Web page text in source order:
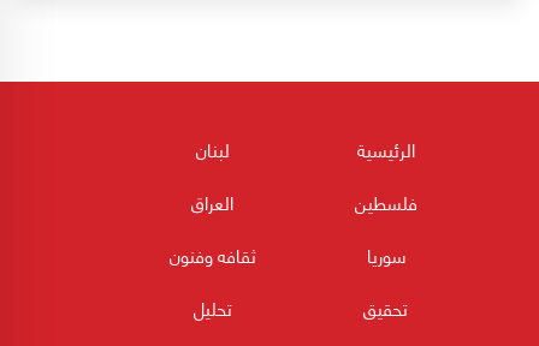
الرئيسية
لبنان
فلسطين
العراق
سوريا
ثقافه وفنون
تحقيق
تحليل